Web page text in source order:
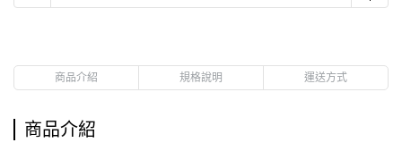
商品介紹 規格說明 運送方式
商品介紹